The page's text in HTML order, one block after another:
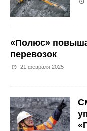
«Полюс»
перевозок
21 февраля 2025